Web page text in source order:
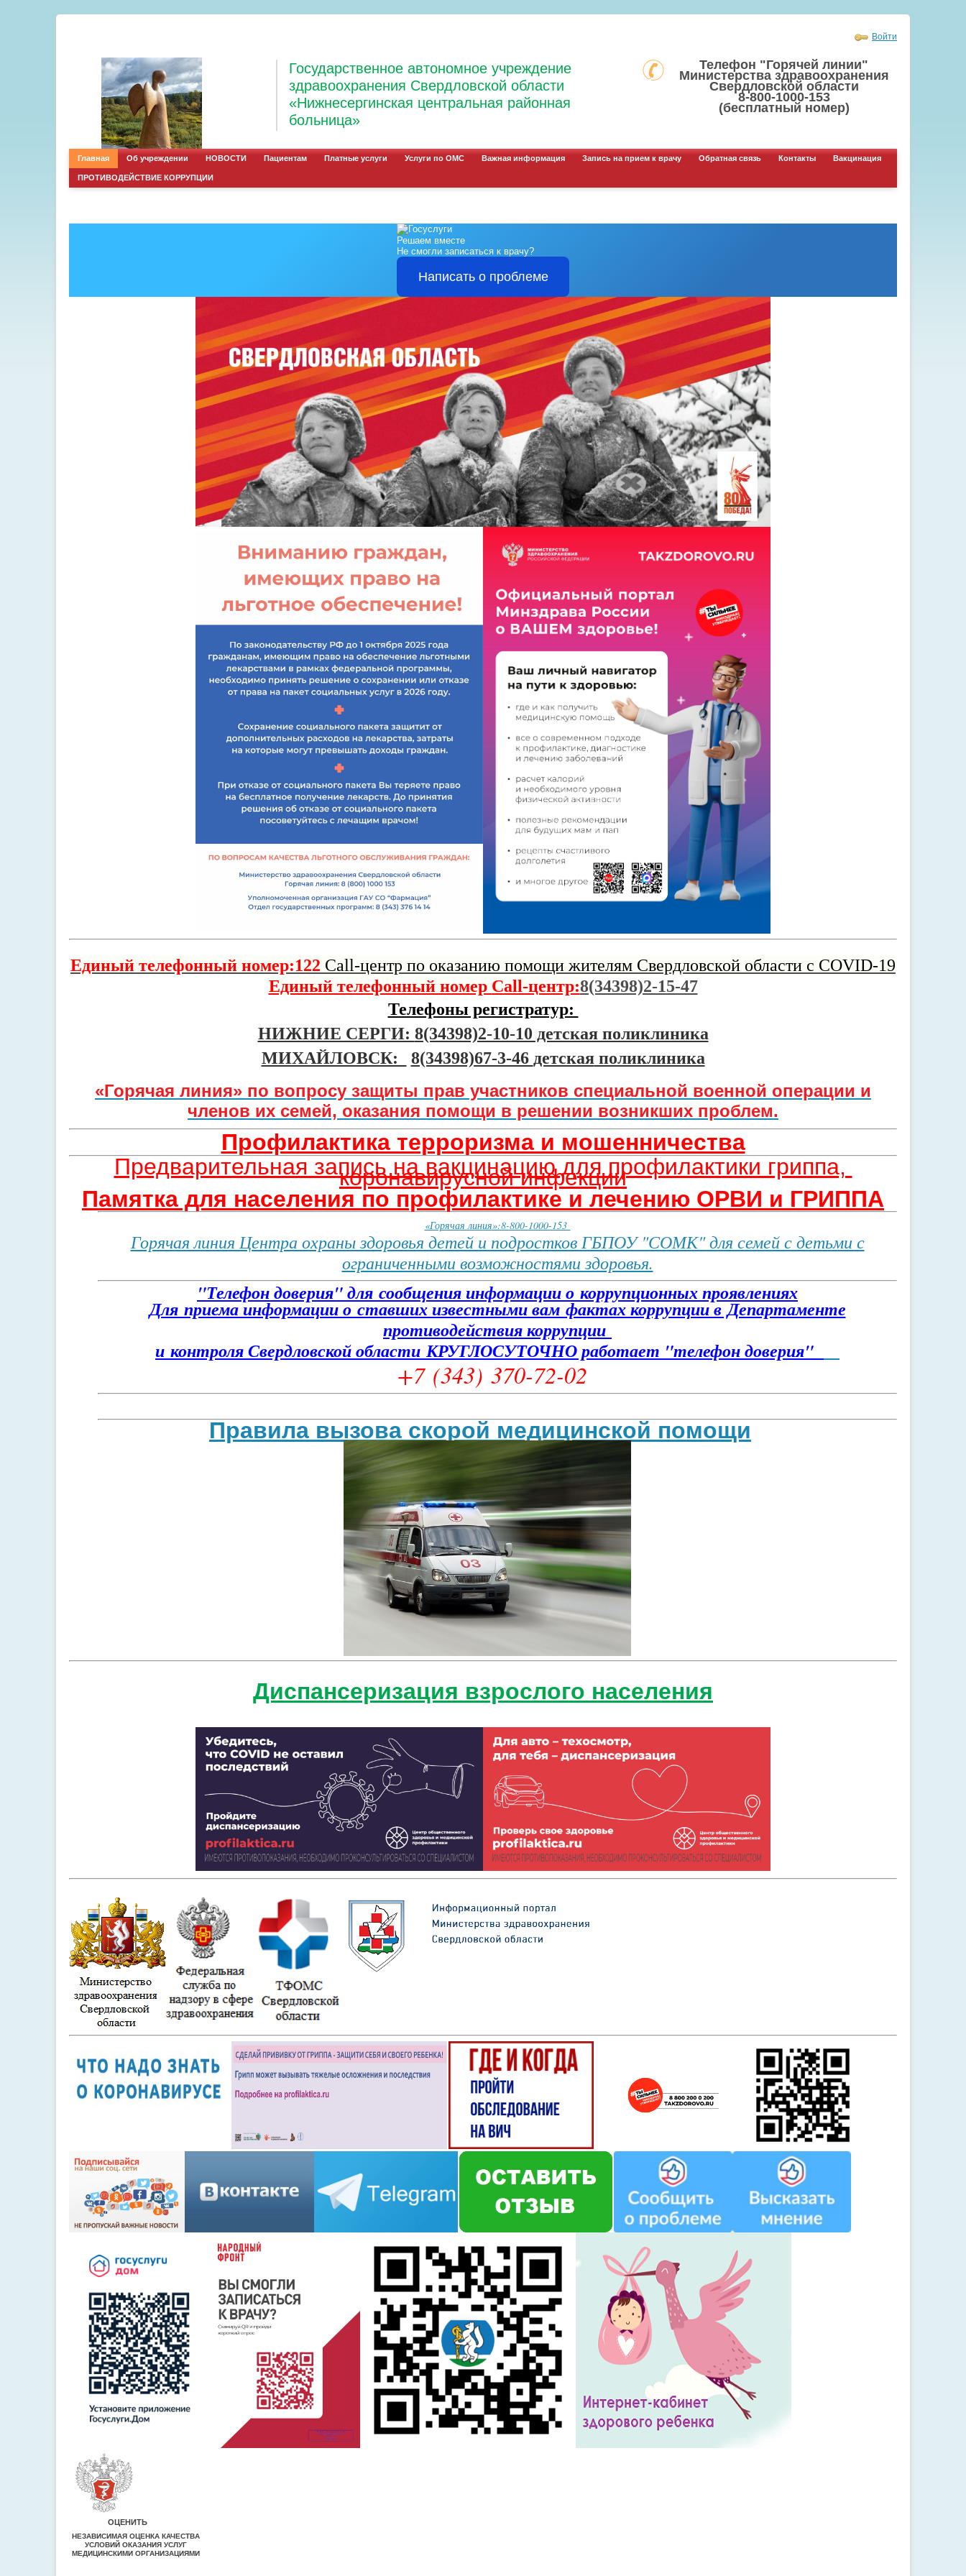
Войти
Телефон "Горячей линии"
Министерства здравоохранения
Свердловской области
8-800-1000-153
(бесплатный номер)
Государственное автономное учреждение
здравоохранения Свердловской области
«Нижнесергинская центральная районная
больница»
Главная Об учреждении НОВОСТИ Пациентам Платные услуги Услуги по ОМС Важная информация Запись на прием к врачу Обратная связь Контакты Вакцинация
ПРОТИВОДЕЙСТВИЕ КОРРУПЦИИ
Решаем вместе
Не смогли записаться к врачу?
Написать о проблеме
Единый телефонный номер:122 Call-центр по оказанию помощи жителям Свердловской области с COVID-19
Единый телефонный номер Call-центр:8(34398)2-15-47
Телефоны регистратур:
НИЖНИЕ СЕРГИ: 8(34398)2-10-10 детская поликлиника
МИХАЙЛОВСК:
8(34398)67-3-46 детскаяполиклиника
«Горячая линия» по вопросу защиты прав участников специальной военной операции и
членов их семей, оказания помощи в решении возникших проблем.
Профилактика терроризма и мошенничества
Предварительная запись на вакцинацию для профилактики гриппа,
коронавирусной инфекции
Памятка для населения по профилактике и лечению ОРВИ и ГРИППА
«Горячая линия»:8-800-1000-153
Горячая линия Центра охраны здоровья детей и подростков ГБПОУ "СОМК" для семей с детьми с
ограниченными возможностями здоровья.
"Телефон доверия" для сообщения информации о коррупционных проявлениях
Для приема информации о ставших известными вам фактах коррупции в Департаменте
противодействия коррупции
и контроля Свердловской области КРУГЛОСУТОЧНО работает "телефон доверия"
+7 (343) 370-72-02
Правила вызова скорой медицинской помощи
Диспансеризация взрослого населения
ОЦЕНИТЬ
НЕЗАВИСИМАЯ ОЦЕНКА КАЧЕСТВА
УСЛОВИЙ ОКАЗАНИЯ УСЛУГ
МЕДИЦИНСКИМИ ОРГАНИЗАЦИЯМИ